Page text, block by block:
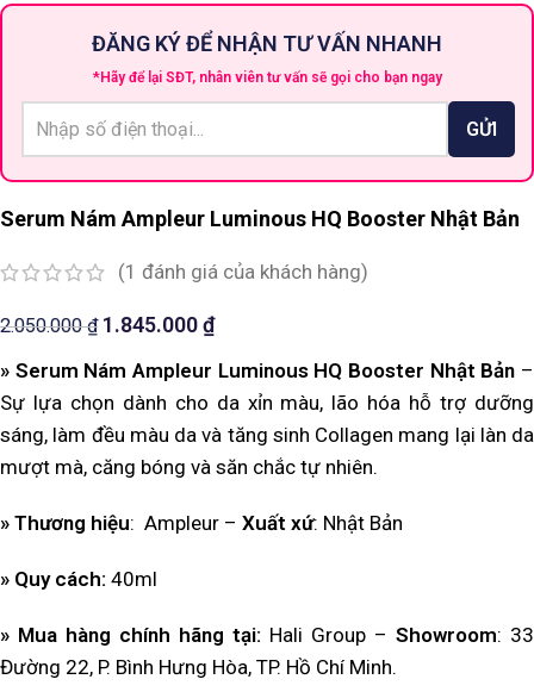
ĐĂNG KÝ ĐỂ NHẬN TƯ VẤN NHANH
*Hãy để lại SĐT, nhân viên tư vấn sẽ gọi cho bạn ngay
Serum Nám Ampleur Luminous HQ Booster Nhật Bản
(1 đánh giá của khách hàng)
2.050.000₫ 1.845.000₫
» Serum Nám Ampleur Luminous HQ Booster Nhật Bản –
Sự lựa chọn dành cho da xỉn màu, lão hóa hỗ trợ dưỡng
sáng, làm đều màu da và tăng sinh Collagen mang lại làn da
mượt mà, căng bóng và săn chắc tự nhiên.
» Thương hiệu: Ampleur – Xuất xứ: Nhật Bản
» Quy cách: 40ml
» Mua hàng chính hãng tại: Hali Group – Showroom: 33
Đường 22, P. Bình Hưng Hòa, TP. Hồ Chí Minh.